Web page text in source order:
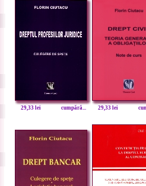
29,33 lei cumpără... 29,33 lei